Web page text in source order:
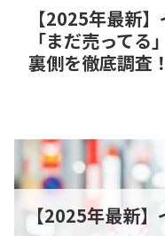
【2025年最新
「まだ売って
裏側を徹底調査！
【2025年最新】